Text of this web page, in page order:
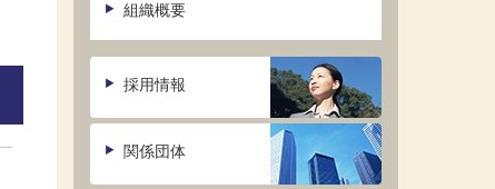
組織概要
採用情報
関係団体